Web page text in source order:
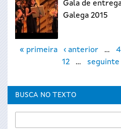
Gala de
Galega 2015
Páxinas
« primeira ‹ anterior … 4
12
… seguinte
BUSCA NO TEXTO